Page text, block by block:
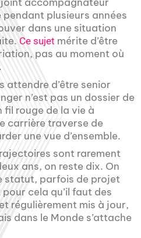
plusieurs années
dans une situation
Ce sujet mérite d’être
pas au moment où
attendre d’être senior
n’est pas un dossier de
fil rouge de la vie à
carrière traverse de
une vue d’ensemble.
sont rarement
ans, on reste dix. On
statut, parfois de projet
cela qu’il faut des
régulièrement mis à jour,
dans le Monde s’attache